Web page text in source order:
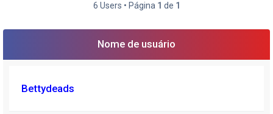
s
6 Users • Página 1 de 1
Nome de usuário
Bettydeads